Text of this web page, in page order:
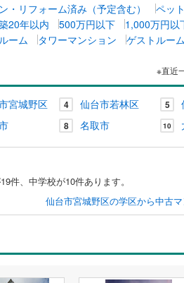
・リフォーム済み（予定含む）
ペッ
20年以内 500万円以下
1,000万円以
ーム タワーマンション ゲストルー
※直近
宮城野区 4 仙台市若林区 5
8 名取市 10
件、中学校が10件あります。
仙台市宮城野区の学区から中古